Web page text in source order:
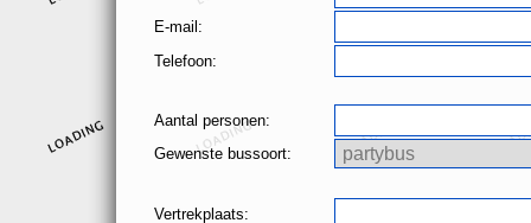
E-mail:
Telefoon:
Aantal personen:
Gewenste bussoort:
Vertrekplaats: